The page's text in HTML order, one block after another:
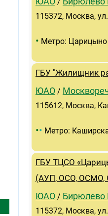
115372, Москва,
• Метро: Царицыно
ГБУ "Жилищник
ЮАО /
115612, Москва,
•• Метро:
ГБУ ТЦСО
(АУП, ОСО,
ЮАО / Бирюлево
115372, Москва,